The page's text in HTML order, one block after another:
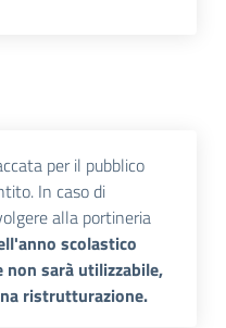
per il pubblico
In caso di
alla portineria
scolastico
sarà utilizzabile,
ristrutturazione.